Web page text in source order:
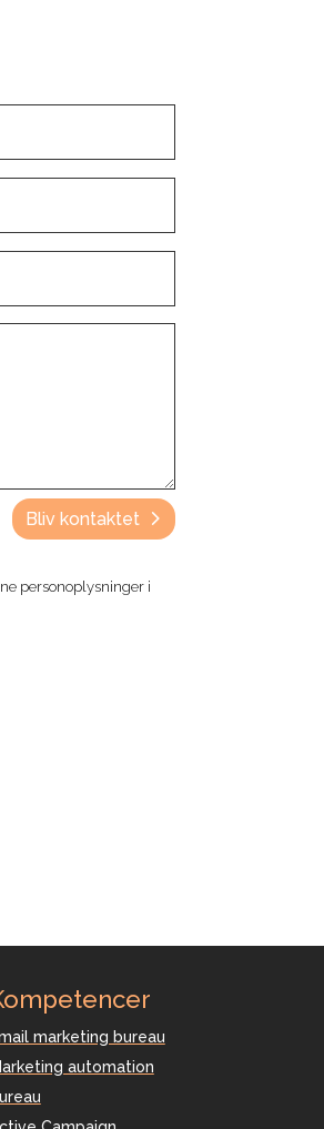
Bliv kontaktet
personoplysninger i
marketing bureau
automation